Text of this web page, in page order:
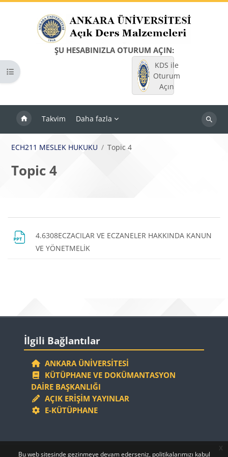
Bu web sitesinde gezinmeye devam ederseniz, politikalarımızı kabul
x
ŞU HESABINIZLA OTURUM AÇIN:
KDS ile
Oturum
Açın
Takvim Daha fazla
Dersleri
Kurs dizinini aç
ECH211 MESLEK HUKUKU Topic 4
Topic 4
Bloklar
Bölüm anahatları
4.6308ECZACILAR VE ECZANELER HAKKINDA KANUN
VE YÖNETMELİK
Bloklar
İlgili Bağlantılar
ANKARA ÜNIVERSITESI
KÜTÜPHANE VE DOKÜMANTASYON
DAIRE BAŞKANLIĞI
AÇIK ERIŞIM YAYINLAR
E-KÜTÜPHANE